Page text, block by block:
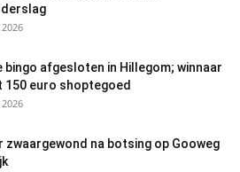
bingo afgesloten in Hillegom; winnaar
150 euro shoptegoed
zwaargewond na botsing op Gooweg